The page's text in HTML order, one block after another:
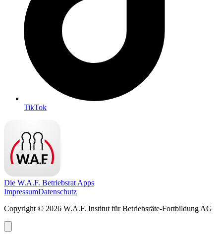
TikTok
Die W.A.F. Betriebsrat Apps
ImpressumDatenschutz
Copyright © 2026 W.A.F. Institut für Betriebsräte-Fortbildung AG